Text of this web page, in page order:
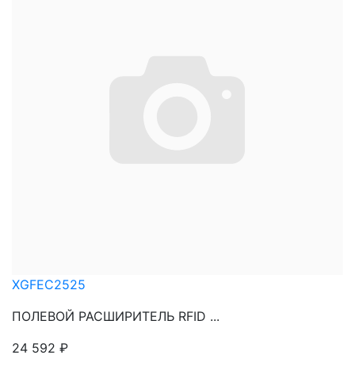
XGFEC2525
ПОЛЕВОЙ РАСШИРИТЕЛЬ RFID ...
24 592 ₽